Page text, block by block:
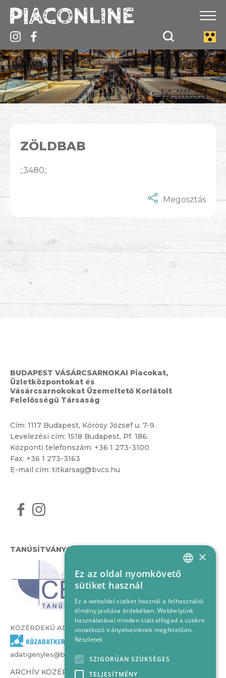
ZÖLDBAB
;;3480;;
Megosztás
BUDAPEST VÁSÁRCSARNOKAI Piacokat,
Üzletközpontokat és
Vásárcsarnokokat Üzemeltető Korlátolt
Felelősségű Társaság
Cím: 1117 Budapest, Kőrösy József u. 7-9.
Levelezési cím: 1518 Budapest, Pf. 186.
Központi telefonszám: +36 1 273-3100
Fax: +36 1 273-3163
E-mail cím: titkarsag@bvcs.hu
TANÚSÍTVÁNYOK
KÖZÉRDEKŰ ADATOK
adatigenyles@bvcs.hu
ARCHÍV KÖZÉRDEKŰ ADATOK –
HUNGARIAN
×
Ez az oldal nyomkövető
sütiket használ
Ez a weboldal sütiket használ a felhasználói
élmény javítása érdekében. Webhelyünk
használatával minden sütit elfogad a sütikre
vonatkozó irányelveinknek megfelelően.
Részletek
SZIGORÚAN SZÜKSÉGES
TELJESÍTMÉNY